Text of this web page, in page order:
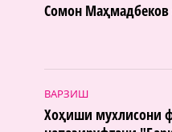
Сомон
ВАРЗИШ
Хоҳиши мухлисони